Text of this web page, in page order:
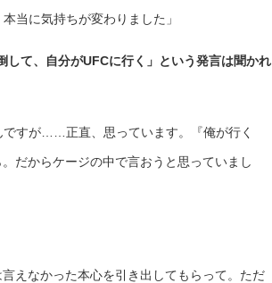
当に気持ちが変わりました」
て、自分がUFCに行く」という発言は聞かれ
すが……正直、思っています。『俺が行く
だからケージの中で言おうと思っていまし
えなかった本心を引き出してもらって。ただ